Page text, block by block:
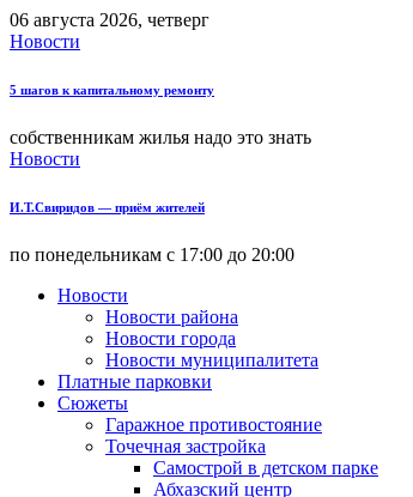
06 августа 2026, четверг
Новости
5 шагов к капитальному ремонту
собственникам жилья надо это знать
Новости
И.Т.Свиридов — приём жителей
по понедельникам с 17:00 до 20:00
Новости
Новости района
Новости города
Новости муниципалитета
Платные парковки
Сюжеты
Гаражное противостояние
Точечная застройка
Самострой в детском парке
Абхазский центр